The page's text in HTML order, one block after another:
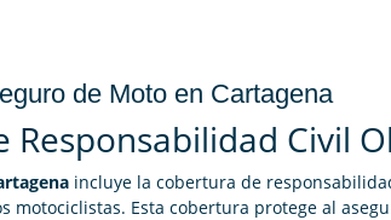
de Moto en Cartagena
Responsabilidad Civil
incluye la cobertura de
motociclistas. Esta cobertura protege al